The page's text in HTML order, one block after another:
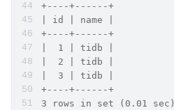
+----+------+
| id | name |
+----+------+
|  1 | tidb |
|  2 | tidb |
|  3 | tidb |
+----+------+
3 rows in set (0.01 sec)